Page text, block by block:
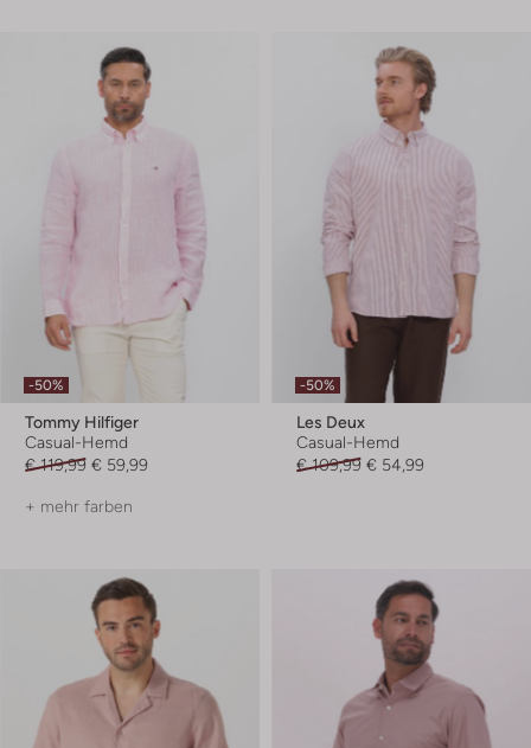
-50%
Tommy Hilfiger
Casual-Hemd
€ 119,99 € 59,99
+ mehr farben
-50%
Les Deux
Casual-Hemd
€ 109,99 € 54,99